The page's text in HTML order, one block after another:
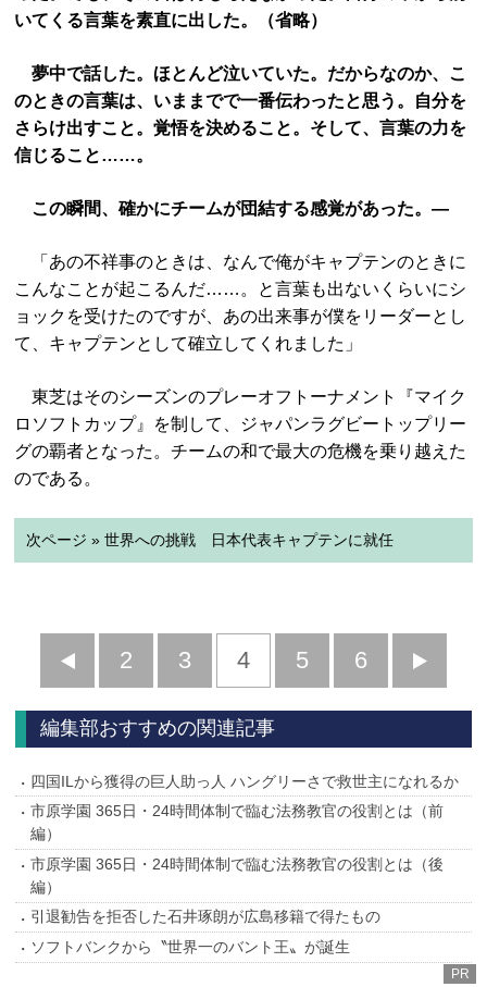
いてくる言葉を素直に出した。（省略）
夢中で話した。ほとんど泣いていた。だからなのか、こ
のときの言葉は、いままでで一番伝わったと思う。自分を
さらけ出すこと。覚悟を決めること。そして、言葉の力を
信じること……。
この瞬間、確かにチームが団結する感覚があった。―
「あの不祥事のときは、なんで俺がキャプテンのときに
こんなことが起こるんだ……。と言葉も出ないくらいにシ
ョックを受けたのですが、あの出来事が僕をリーダーとし
て、キャプテンとして確立してくれました」
東芝はそのシーズンのプレーオフトーナメント『マイク
ロソフトカップ』を制して、ジャパンラグビートップリー
グの覇者となった。チームの和で最大の危機を乗り越えた
のである。
次ページ » 世界への挑戦 日本代表キャプテンに就任
前
へ
2 3 4 5 6
へ
編集部おすすめの関連記事
四国ILから獲得の巨人助っ人 ハングリーさで救世主になれるか
市原学園 365日・24時間体制で臨む法務教官の役割とは（前
編）
市原学園 365日・24時間体制で臨む法務教官の役割とは（後
編）
引退勧告を拒否した石井琢朗が広島移籍で得たもの
ソフトバンクから〝世界一のバント王〟が誕生
PR